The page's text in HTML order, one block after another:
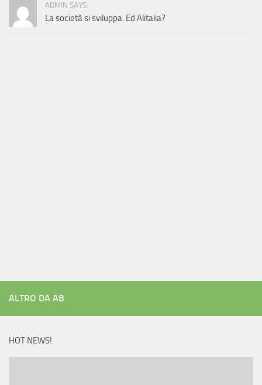
ADMIN SAYS:
La società si sviluppa. Ed Alitalia?
ALTRO DA AB
HOT NEWS!